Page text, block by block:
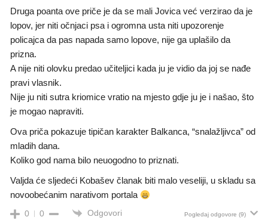
Druga poanta ove priče je da se mali Jovica već verzirao da je
lopov, jer niti očnjaci psa i ogromna usta niti upozorenje
policajca da pas napada samo lopove, nije ga uplašilo da
prizna.
A nije niti olovku predao učiteljici kada ju je vidio da joj se nađe
pravi vlasnik.
Nije ju niti sutra kriomice vratio na mjesto gdje ju je i našao, što
je mogao napraviti.
Ova priča pokazuje tipičan karakter Balkanca, “snalažljivca” od
mladih dana.
Koliko god nama bilo neuogodno to priznati.
Valjda će sljedeći Kobašev članak biti malo veseliji, u skladu sa
novoobećanim narativom portala
0 0 Odgovori Pogledaj odgovore (9)